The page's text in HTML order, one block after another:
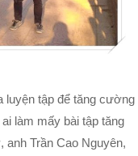
luyện tập để tăng
làm mấy bài tập tăng
Trần Cao Nguyên,